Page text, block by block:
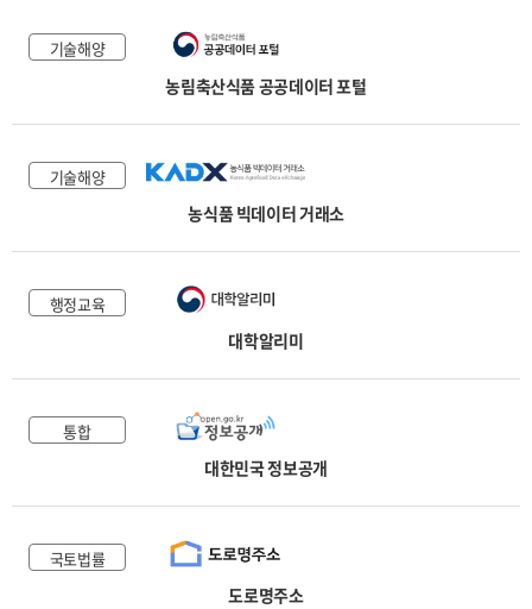
기술해양
농림축산식품 공공데이터 포털
기술해양
농식품 빅데이터 거래소
행정교육
대학알리미
통합
대한민국 정보공개
국토법률
도로명주소